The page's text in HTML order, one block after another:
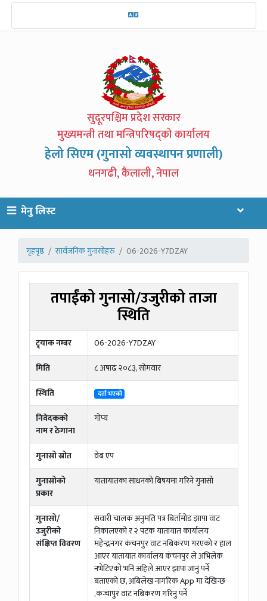
सुदूरपश्चिम प्रदेश सरकार
मुख्यमन्त्री तथा मन्त्रिपरिषद्को कार्यालय
हेलो सिएम (गुनासो व्यवस्थापन प्रणाली)
धनगढी, कैलाली, नेपाल
मेनु लिस्ट
गृहपृष्ठ सार्वजनिक गुनासोहरु 06-2026-Y7DZAY
तपाईंको गुनासो/उजुरीको ताजा
स्थिति
ट्र्याक नम्बर
06-2026-Y7DZAY
मिति
८ अषाढ २०८३, सोमवार
स्थिति
दर्ता भएको
निवेदकको
नाम र ठेगाना
गाेप्य
गुनासो स्रोत
वेब एप
गुनासोको
प्रकार
यातायातका साधनको बिषयमा गरिने गुनासो
गुनासो/
उजुरीको
संक्षिप्त विवरण
सवारी चालक अनुमति पत्र बिर्तामोड झापा वाट
निकालएको र २ पटक यातायात कार्यालय
महेन्द्रनगर कंचनपुर वाट नबिकरण गरएको र हाल
आएर यातायात कार्यालय कंचनपुर ले अभिलेक
नभेटिएको भनि अहिले आएर झापा जानु पर्ने
बताएको छ, अबिलेख नागरिक App मा देखिन्छ
,कन्चापुर वाट नबिकरण गरिनु पर्ने